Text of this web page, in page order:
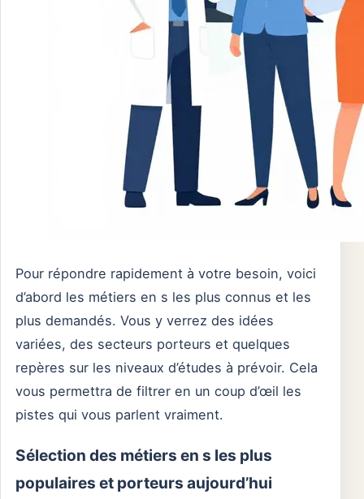
Pour répondre rapidement à votre besoin, voici
d’abord les métiers en s les plus connus et les
plus demandés. Vous y verrez des idées
variées, des secteurs porteurs et quelques
repères sur les niveaux d’études à prévoir. Cela
vous permettra de filtrer en un coup d’œil les
pistes qui vous parlent vraiment.
Sélection des métiers en s les plus
populaires et porteurs aujourd’hui